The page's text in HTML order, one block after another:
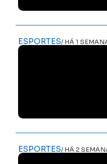
ESPORTES/ HÁ 1
ESPORTES/ HÁ 2